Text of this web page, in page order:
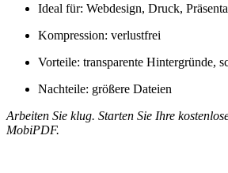
Ideal für: Webdesign, Druck,
Kompression: verlustfrei
Vorteile: transparente Hintergründe,
Nachteile: größere Dateien
Arbeiten Sie klug. Starten Sie Ihre
MobiPDF.